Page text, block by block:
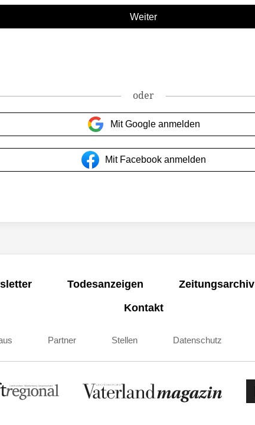
oder
Mit Google anmelden
Mit Facebook anmelden
Todesanzeigen Zeitungsarchiv
Kontakt
Partner Stellen Datenschutz